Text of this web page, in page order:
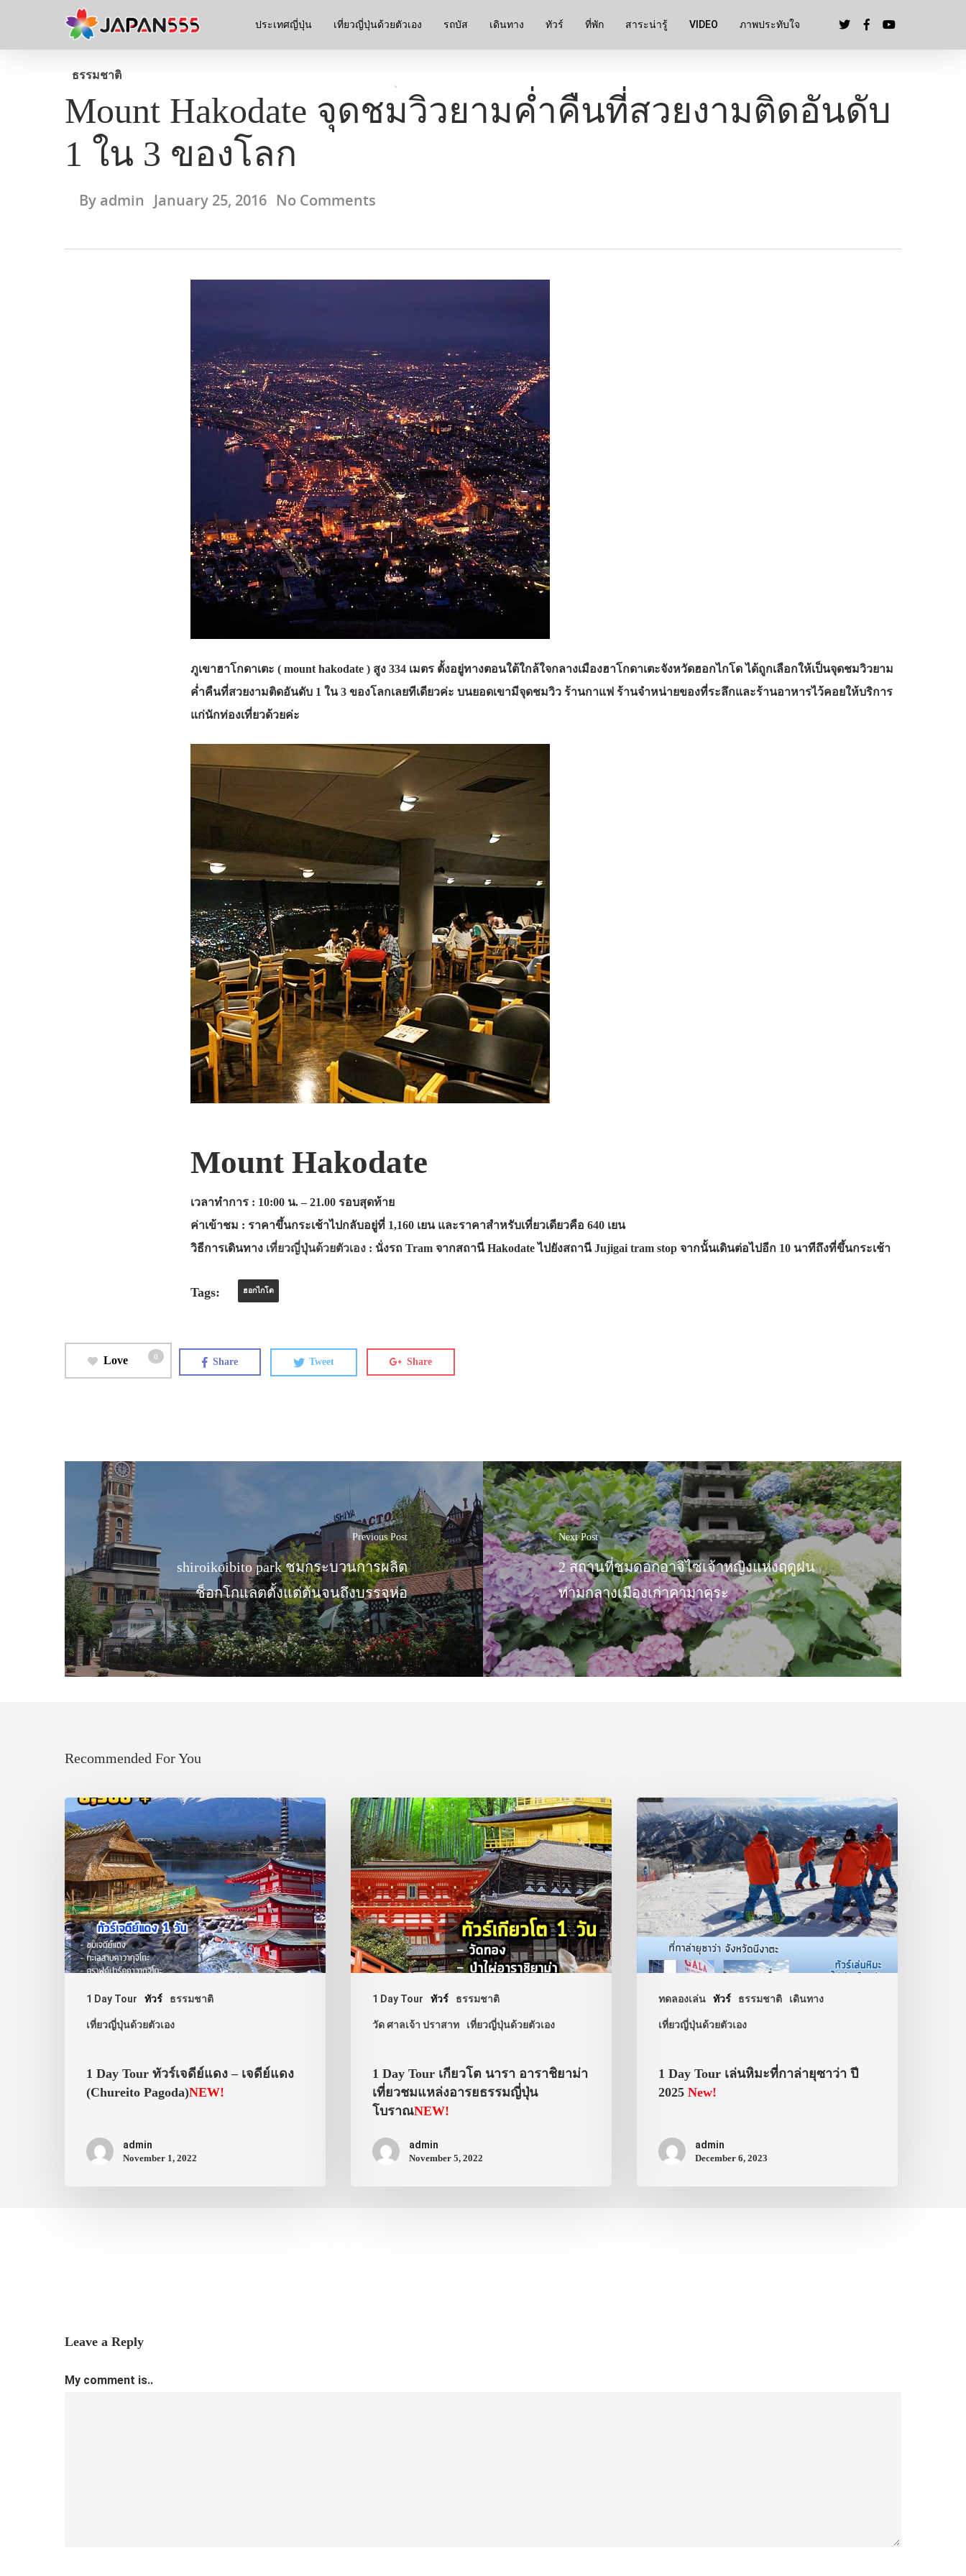
ประเทศญี่ปุ่น เที่ยวญี่ปุ่นด้วยตัวเอง รถบัส เดินทาง ทัวร์ ที่พัก สาระน่ารู้ VIDEO ภาพประทับใจ
ธรรมชาติ
Mount Hakodate จุดชมวิวยามค่ำคืนที่สวยงามติดอันดับ
1 ใน 3 ของโลก
By admin January 25, 2016 No Comments
ภูเขาฮาโกดาเตะ ( mount hakodate ) สูง 334 เมตร ตั้งอยู่ทางตอนใต้ใกล้ใจกลางเมืองฮาโกดาเตะจังหวัดฮอกไกโด ได้ถูกเลือกให้เป็นจุดชมวิวยาม
ค่ำคืนที่สวยงามติดอันดับ 1 ใน 3 ของโลกเลยทีเดียวค่ะ บนยอดเขามีจุดชมวิว ร้านกาแฟ ร้านจำหน่ายของที่ระลึกและร้านอาหารไว้คอยให้บริการ
แก่นักท่องเที่ยวด้วยค่ะ
Mount Hakodate
เวลาทำการ : 10:00 น. – 21.00 รอบสุดท้าย
ค่าเข้าชม : ราคาขึ้นกระเช้าไปกลับอยู่ที่ 1,160 เยน และราคาสำหรับเที่ยวเดียวคือ 640 เยน
วิธีการเดินทาง เที่ยวญี่ปุ่นด้วยตัวเอง : นั่งรถ Tram จากสถานี Hakodate ไปยังสถานี Jujigai tram stop จากนั้นเดินต่อไปอีก 10 นาทีถึงที่ขึ้นกระเช้า
Tags: ฮอกไกโด
Love 0 Share Tweet Share
Previous Post
shiroikoibito park ชมกระบวนการผลิต
ช็อกโกแลตตั้งแต่ต้นจนถึงบรรจุห่อ
Next Post
2 สถานที่ชมดอกอาจิไซเจ้าหญิงแห่งฤดูฝน
ท่ามกลางเมืองเก่าคามาคุระ
Recommended For You
1 Day Tour ทัวร์ ธรรมชาติ
เที่ยวญี่ปุ่นด้วยตัวเอง
1 Day Tour ทัวร์เจดีย์แดง – เจดีย์แดง
(Chureito Pagoda)NEW!
admin
November 1, 2022
1 Day Tour ทัวร์ ธรรมชาติ
วัด ศาลเจ้า ปราสาท เที่ยวญี่ปุ่นด้วยตัวเอง
1 Day Tour เกียวโต นารา อาราชิยาม่า
เที่ยวชมแหล่งอารยธรรมญี่ปุ่น
โบราณNEW!
admin
November 5, 2022
ทดลองเล่น ทัวร์ ธรรมชาติ เดินทาง
เที่ยวญี่ปุ่นด้วยตัวเอง
1 Day Tour เล่นหิมะที่กาล่ายุซาว่า ปี
2025New!
admin
December 6, 2023
Leave a Reply
My comment is..